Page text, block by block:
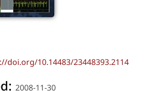
doi.org/10.14483/23448393.2114
2008-11-30